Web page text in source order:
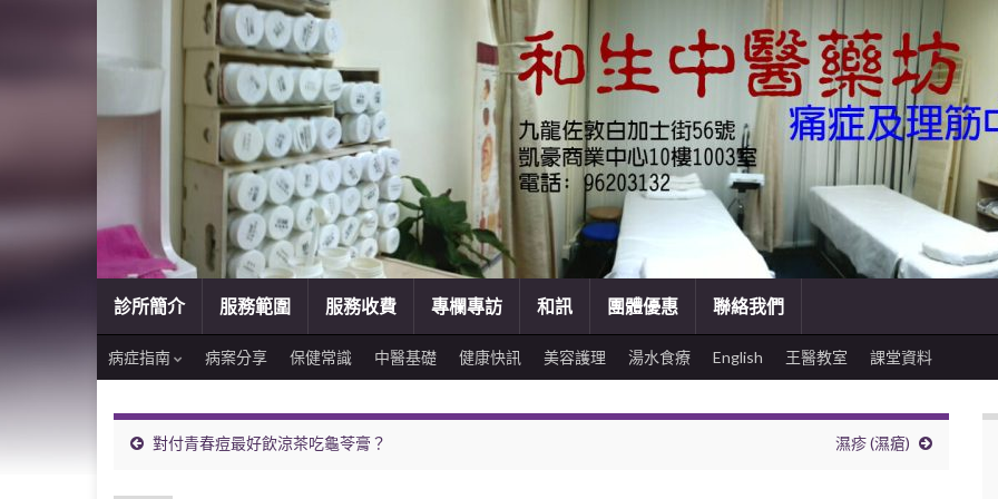
診所簡介 服務範圍 服務收費 專欄專訪 和訊 團體優惠 聯絡我們
病症指南 病案分享 保健常識 中醫基礎 健康快訊 美容護理 湯水食療 English 王醫教室 課堂資料
對付青春痘最好飲涼茶吃龜苓膏？ 濕疹 (濕瘡)